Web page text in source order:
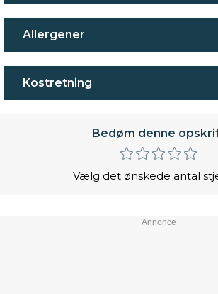
Allergener
Kostretning
Bedøm denne
Vælg det ønskede antal